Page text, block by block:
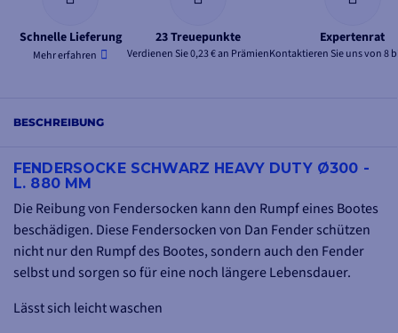
Schnelle Lieferung
Mehr erfahren
23 Treuepunkte
Verdienen Sie 0,23 € an Prämien
Expertenrat
Kontaktieren Sie uns von 8
BESCHREIBUNG
FENDERSOCKE SCHWARZ HEAVY DUTY Ø300 -
L. 880 MM
Die Reibung von Fendersocken kann den Rumpf eines Bootes
beschädigen. Diese Fendersocken von Dan Fender schützen
nicht nur den Rumpf des Bootes, sondern auch den Fender
selbst und sorgen so für eine noch längere Lebensdauer.
Lässt sich leicht waschen